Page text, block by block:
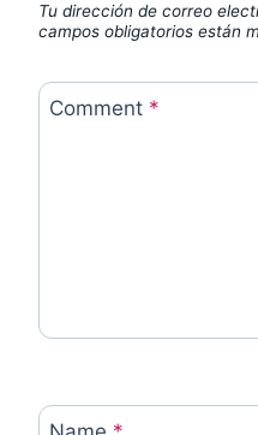
Tu dirección de correo
campos obligatorios están
Comment *